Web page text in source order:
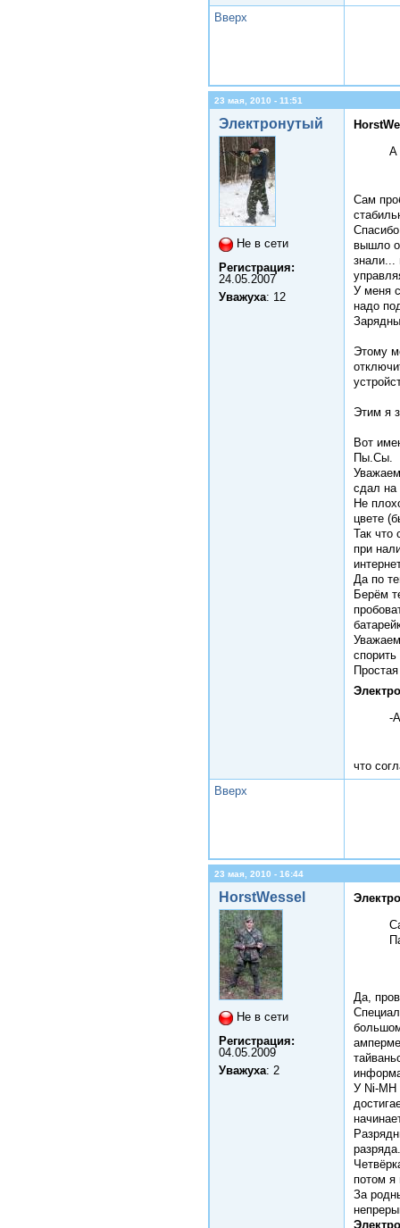
Вверх
23 мая, 2010 - 11:51
Электронутый
Не в сети
Регистрация:
24.05.2007
Уважуха: 12
А
Сам
вышло
знали...
У меня
надо
Этому
Этим я
Вот
Пы.Сы.
сдал на
Не
цвете
Так что
при
Да по
Берём
-
что
Вверх
23 мая, 2010 - 16:44
HorstWessel
Не в сети
Регистрация:
04.05.2009
Уважуха: 2
Да,
У Ni-MH
потом я
За